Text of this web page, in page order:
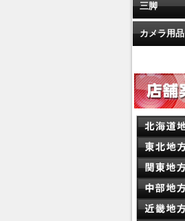
三脚
カメラ用品